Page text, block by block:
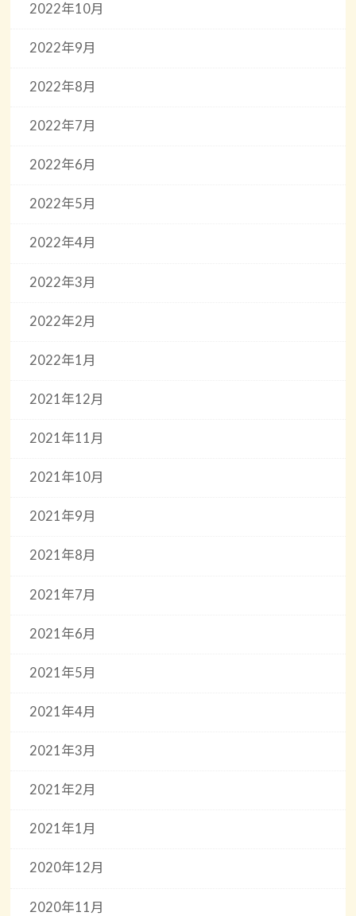
2022年10月
2022年9月
2022年8月
2022年7月
2022年6月
2022年5月
2022年4月
2022年3月
2022年2月
2022年1月
2021年12月
2021年11月
2021年10月
2021年9月
2021年8月
2021年7月
2021年6月
2021年5月
2021年4月
2021年3月
2021年2月
2021年1月
2020年12月
2020年11月